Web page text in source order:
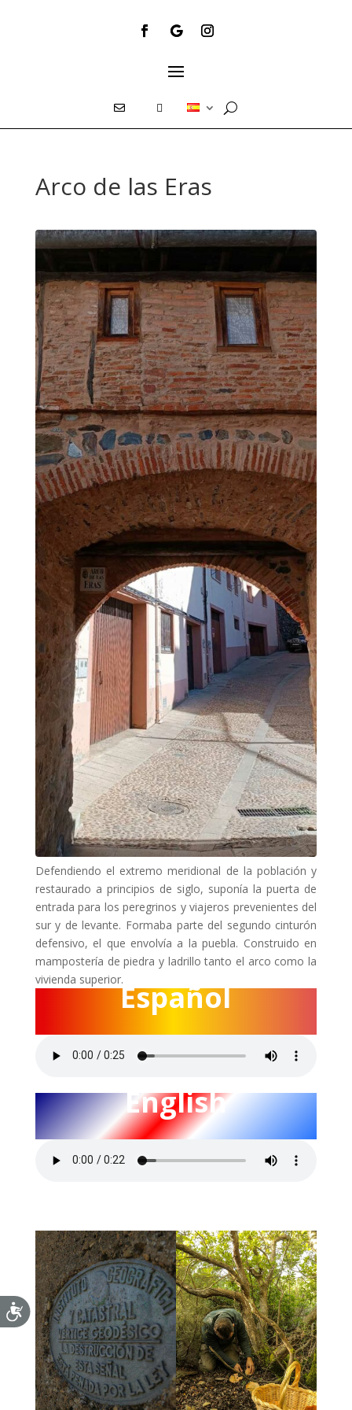
Arco de las Eras
Defendiendo el extremo meridional de la población y
restaurado a principios de siglo, suponía la puerta de
entrada para los peregrinos y viajeros prevenientes del
sur y de levante. Formaba parte del segundo cinturón
defensivo, el que envolvía a la puebla. Construido en
mampostería de piedra y ladrillo tanto el arco como la
vivienda superior.Español
English